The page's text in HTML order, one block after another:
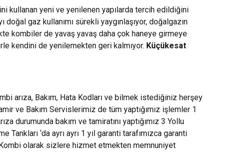
kullanan yeni ve yenilenen yapılarda tercih edildiğini
doğal gaz kullanımı sürekli yaygınlaşıyor, doğalgazın
kombiler de yavaş yavaş daha çok haneye girmeye
kendini de yenilemekten geri kalmıyor. Küçükesat
arıza, Bakım, Hata Kodları ve bilmek istediğiniz herşey
ve Bakım Servislerimiz de tüm yaptığımız işlemler 1
durumunda bakım ve tamiratını yaptığımız 3 Yollu
‘da ayrı ayrı 1 yıl garanti tarafımızca garanti
olarak sizlere hizmet etmekten memnuniyet